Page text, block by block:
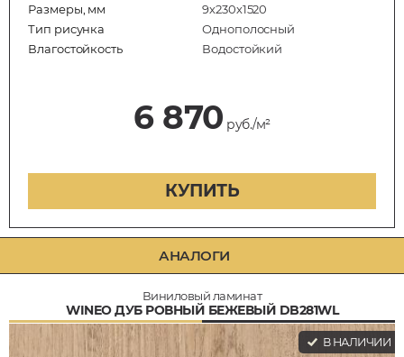
Размеры, мм
9х230х1520
Тип рисунка
Однополосный
Влагостойкость
Водостойкий
6 870 руб./м²
КУПИТЬ
АНАЛОГИ
Виниловый ламинат
WINEO ДУБ РОВНЫЙ БЕЖЕВЫЙ DB281WL
В НАЛИЧИИ